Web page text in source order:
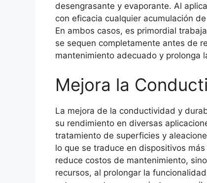
desengrasante y evaporante. Al
con eficacia cualquier acumulación
En ambos casos, es primordial
se sequen completamente antes de
mantenimiento adecuado y prolonga
Mejora la
La mejora de la conductividad y
su rendimiento en diversas
tratamiento de superficies y
lo que se traduce en dispositivos
reduce costos de mantenimiento,
recursos, al prolongar la